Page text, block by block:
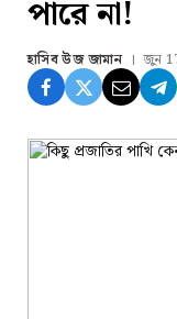
পারে না!
হাসিব উজ জামান জুন